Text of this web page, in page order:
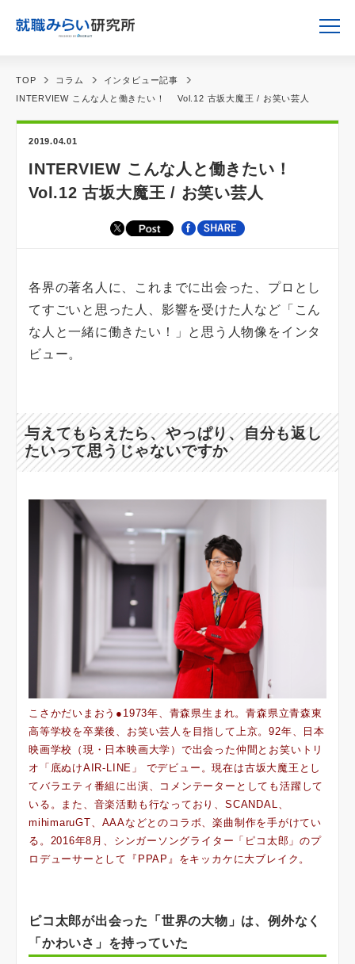
TOP コラム
インタビュー記事
INTERVIEW こんな人と働きたい！ Vol.12 古坂大魔王 / お笑い芸人
2019.04.01
INTERVIEW こんな人と働きたい！
Vol.12 古坂大魔王 / お笑い芸人
各界の著名人に、これまでに出会った、プロとし
てすごいと思った人、影響を受けた人など「こん
な人と一緒に働きたい！」と思う人物像をインタ
ビュー。
与えてもらえたら、やっぱり、自分も返し
たいって思うじゃないですか
こさかだいまおう●1973年、青森県生まれ。青森県立青森東
高等学校を卒業後、お笑い芸人を目指して上京。92年、日本
映画学校（現・日本映画大学）で出会った仲間とお笑いトリ
オ「底ぬけAIR-LINE」 でデビュー。現在は古坂大魔王とし
てバラエティ番組に出演、コメンテーターとしても活躍して
いる。また、音楽活動も行なっており、SCANDAL、
mihimaruGT、AAAなどとのコラボ、楽曲制作を手がけてい
る。2016年8月、シンガーソングライター「ピコ太郎」のプ
ロデューサーとして『PPAP』をキッカケに大ブレイク。
ピコ太郎が出会った「世界の大物」は、例外なく
「かわいさ」を持っていた